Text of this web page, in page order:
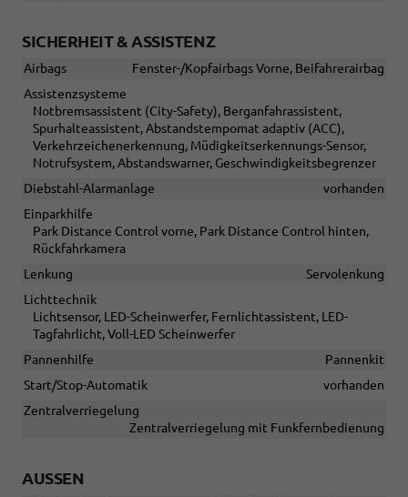
SICHERHEIT & ASSISTENZ
Airbags
Fenster-/Kopfairbags Vorne, Beifahrerairbag
Assistenzsysteme
Notbremsassistent (City-Safety), Berganfahrassistent,
Spurhalteassistent, Abstandstempomat adaptiv (ACC),
Verkehrzeichenerkennung, Müdigkeitserkennungs-Sensor,
Notrufsystem, Abstandswarner, Geschwindigkeitsbegrenzer
Diebstahl-Alarmanlage
vorhanden
Einparkhilfe
Park Distance Control vorne, Park Distance Control hinten,
Rückfahrkamera
Lenkung
Servolenkung
Lichttechnik
Lichtsensor, LED-Scheinwerfer, Fernlichtassistent, LED-
Tagfahrlicht, Voll-LED Scheinwerfer
Pannenhilfe
Pannenkit
Start/Stop-Automatik
vorhanden
Zentralverriegelung
Zentralverriegelung mit Funkfernbedienung
AUSSEN